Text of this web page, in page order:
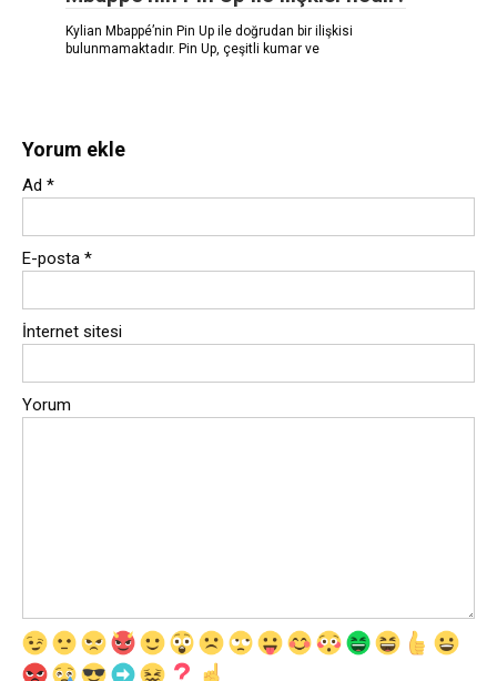
Kylian Mbappé’nin Pin Up ile doğrudan bir ilişkisi
bulunmamaktadır. Pin Up, çeşitli kumar ve
Yorum ekle
Ad *
E-posta *
İnternet sitesi
Yorum